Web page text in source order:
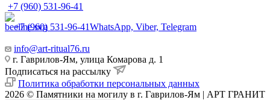
+7 (960) 531-96-41
+7 (960) 531-96-41WhatsApp, Viber, Telegram
info@art-ritual76.ru
г. Гаврилов-Ям, улица Комарова д. 1
Подписаться на рассылку
Политика обработки персональных данных
2026 © Памятники на могилу в г. Гаврилов-Ям | АРТ ГРАНИТ